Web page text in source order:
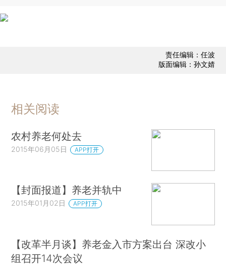
责任编辑：任波
版面编辑：孙文婧
相关阅读
农村养老何处去
2015年06月05日 APP打开
【封面报道】养老并轨中
2015年01月02日 APP打开
【改革半月谈】养老金入市方案出台 深改小
组召开14次会议